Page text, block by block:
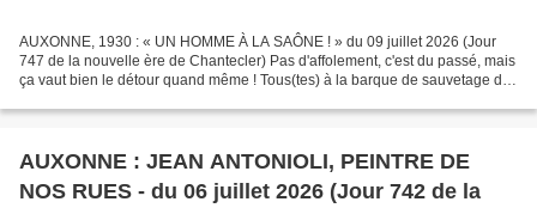
AUXONNE, 1930 : « UN HOMME À LA SAÔNE ! » du 09 juillet 2026 (Jour
747 de la nouvelle ère de Chantecler) Pas d'affolement, c'est du passé, mais
ça vaut bien le détour quand même ! Tous(tes) à la barque de sauvetage du
AUXONNE : JEAN ANTONIOLI, PEINTRE DE
NOS RUES - du 06 juillet 2026 (Jour 742 de la